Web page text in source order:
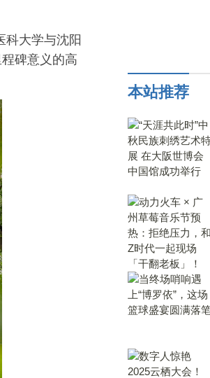
科大学与沈阳
碑意义的高
本站推荐